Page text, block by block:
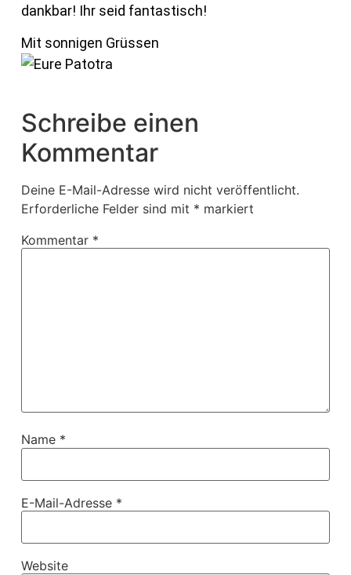
dankbar! Ihr seid fantastisch!
Mit sonnigen Grüssen
Schreibe einen
Kommentar
Deine E-Mail-Adresse wird nicht veröffentlicht.
Erforderliche Felder sind mit * markiert
Kommentar *
Name *
E-Mail-Adresse *
Website